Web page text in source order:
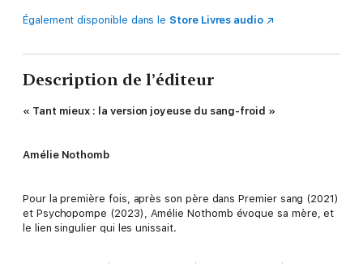
Également disponible dans leStore Livres audio
Description de l’éditeur
« Tant mieux : la version joyeuse du sang-froid »
Amélie Nothomb
Pour la première fois, après son père dans Premier sang (2021)
et Psychopompe (2023), Amélie Nothomb évoque sa mère, et
le lien singulier qui les unissait.